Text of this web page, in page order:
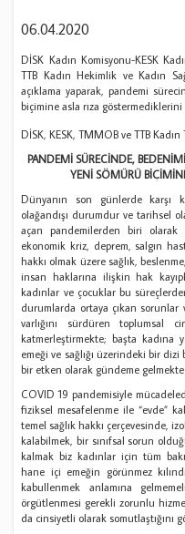
06.04.2020
DİSK Kadın Komisyonu-KESK
TTB Kadın Hekimlik ve Kadın
açıklama yaparak, pandemi
biçimine asla rıza göstermediklerini
DİSK, KESK, TMMOB ve TTB
PANDEMİ SÜRECİNDE,
YENİ SÖMÜRÜ
Dünyanın son günlerde karşı
olağandışı durumdur ve tarihsel
açan pandemilerden biri olarak
ekonomik kriz, deprem, salgın
hakkı olmak üzere sağlık,
insan haklarına ilişkin hak
kadınlar ve çocuklar bu
durumlarda ortaya çıkan
varlığını sürdüren toplumsal
katmerleştirmekte; başta kadına
emeği ve sağlığı üzerindeki bir
bir etken olarak gündeme
COVID 19 pandemisiyle
fiziksel mesafelenme ile “evde”
temel sağlık hakkı çerçevesinde,
kalabilmek, bir sınıfsal sorun
kalmak biz kadınlar için tüm
hane içi emeğin görünmez
kabullenmek anlamına
örgütlenmesi gerekli zorunlu
da cinsiyetli olarak somutlaştığını